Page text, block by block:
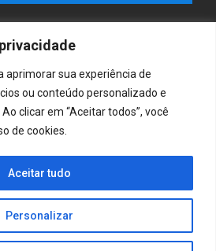
aprimorar sua experiência de
ou conteúdo personalizado e
clicar em “Aceitar todos”, você
de cookies.
Personalizar
Aceitar tudo
as melhores empresas e serviços
e Poder
CONHECIMENTO…
as melhores dicas e
sua casa e jardim em
e funcionais.